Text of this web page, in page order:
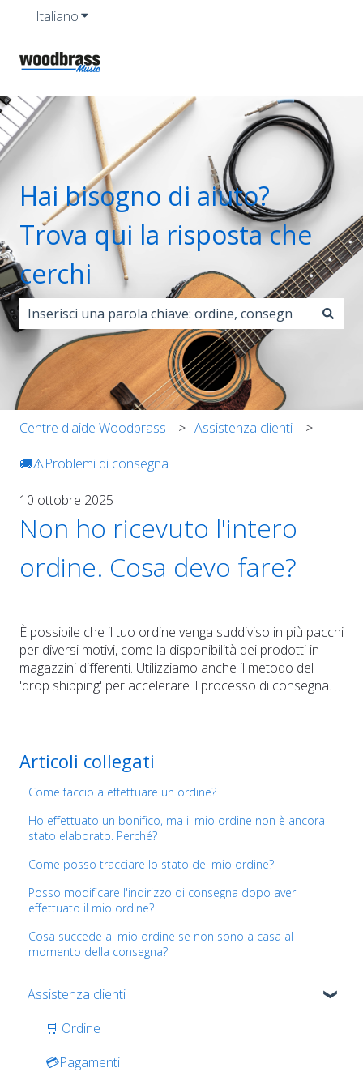
ItalianoMostra sottomenu per le traduzioni
Hai bisogno di aiuto?
Trova qui la risposta che
cerchi
Non sono presenti suggerimenti perché il campo di
Centre d'aide Woodbrass Assistenza clienti
🚚⚠️Problemi di consegna
10 ottobre 2025
Non ho ricevuto l'intero
ordine. Cosa devo fare?
È possibile che il tuo ordine venga suddiviso in più pacchi
per diversi motivi, come la disponibilità dei prodotti in
magazzini differenti. Utilizziamo anche il metodo del
'drop shipping' per accelerare il processo di consegna.
Articoli collegati
Come faccio a effettuare un ordine?
Ho effettuato un bonifico, ma il mio ordine non è ancora
stato elaborato. Perché?
Come posso tracciare lo stato del mio ordine?
Posso modificare l'indirizzo di consegna dopo aver
effettuato il mio ordine?
Cosa succede al mio ordine se non sono a casa al
momento della consegna?
Assistenza clienti
🛒 Ordine
💳Pagamenti